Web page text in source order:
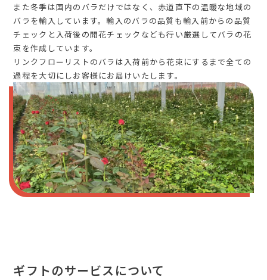
また冬季は国内のバラだけではなく、赤道直下の温暖な地域の
バラを輸入しています。輸入のバラの品質も輸入前からの品質
チェックと入荷後の開花チェックなども行い厳選してバラの花
束を作成しています。
リンクフローリストのバラは入荷前から花束にするまで全ての
過程を大切にしお客様にお届けいたします。
ギフトのサービスについて